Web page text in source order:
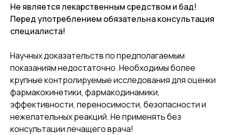
Не является лекарственным средством и бад!
Перед употреблением обязательна консультация
специалиста!
Научных доказательств по предполагаемым
показаниям недостаточно. Необходимы более
крупные контролируемые исследования для оценки
фармакокинетики, фармакодинамики,
эффективности, переносимости, безопасности и
нежелательных реакций. Не применять без
консультации лечащего врача!